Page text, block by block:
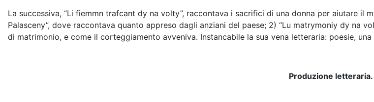
La successiva, “Li fiemmn trafcant dy na volty”, raccontava i sacrifici di una donna per aiutare il
Palasceny”, dove raccontava quanto appreso dagli anziani del paese; 2) “Lu matrymoniy dy na
di matrimonio, e come il corteggiamento avveniva. Instancabile la sua vena letteraria: poesie,
Produzione letteraria.